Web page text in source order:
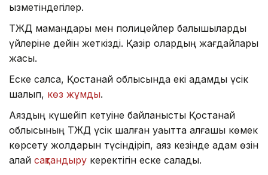
қызметіндегілер.
ТЖД мамандары мен полицейлер балықшыларды
үйлеріне дейін жеткізді. Қазір олардың жағдайлары
жақсы.
Еске салсақ, Қостанай облысында екі адамды үсік
шалып, көз жұмды.
Аяздың күшейіп кетуіне байланысты Қостанай
облысының ТЖД үсік шалған уақытта алғашқы көмек
көрсету жолдарын түсіндіріп, аяз кезінде адам өзін
қалай сақтандыру керектігін еске салады.